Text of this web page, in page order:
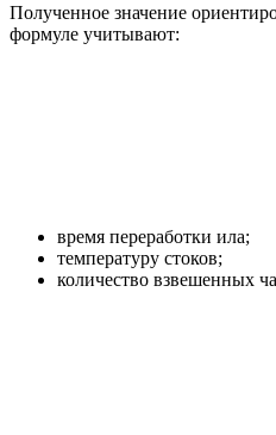
Полученное значение
формуле учитывают:
время переработки ила;
температуру стоков;
количество взвешенных